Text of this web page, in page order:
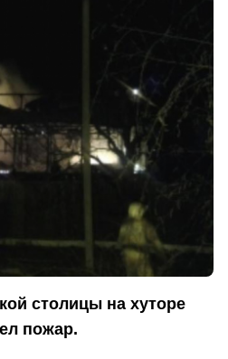
столицы на хуторе
пожар.